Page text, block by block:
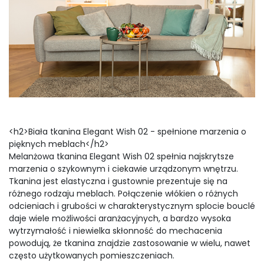
<h2>Biała tkanina Elegant Wish 02 - spełnione marzenia o
pięknych meblach</h2>
Melanżowa tkanina Elegant Wish 02 spełnia najskrytsze
marzenia o szykownym i ciekawie urządzonym wnętrzu.
Tkanina jest elastyczna i gustownie prezentuje się na
różnego rodzaju meblach. Połączenie włókien o różnych
odcieniach i grubości w charakterystycznym splocie bouclé
daje wiele możliwości aranżacyjnych, a bardzo wysoka
wytrzymałość i niewielka skłonność do mechacenia
powodują, że tkanina znajdzie zastosowanie w wielu, nawet
często użytkowanych pomieszczeniach.